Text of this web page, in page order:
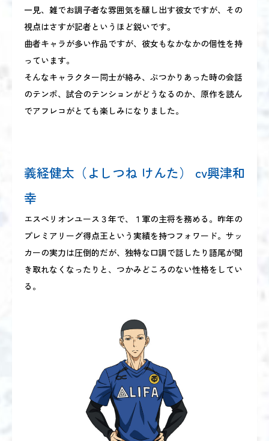
一見、雑でお調子者な雰囲気を醸し出す彼女ですが、その
視点はさすが記者というほど鋭いです。
曲者キャラが多い作品ですが、彼女もなかなかの個性を持
っています。
そんなキャラクター同士が絡み、ぶつかりあった時の会話
のテンポ、試合のテンションがどうなるのか、原作を読ん
でアフレコがとても楽しみになりました。
義経健太（よしつね けんた） cv興津和
幸
エスペリオンユース３年で、１軍の主将を務める。昨年の
プレミアリーグ得点王という実績を持つフォワード。サッ
カーの実力は圧倒的だが、独特な口調で話したり語尾が聞
き取れなくなったりと、つかみどころのない性格をしてい
る。